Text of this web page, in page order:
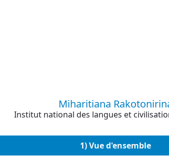
Miharitiana
Institut national des langues et
1) Vue d'ensemble